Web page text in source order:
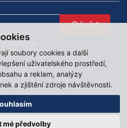
soubory cookies a další
uživatelského prostředí,
a reklam, analýzy
a zjištění zdroje návštěvnosti.
mé předvolby
Odeslat
se
.